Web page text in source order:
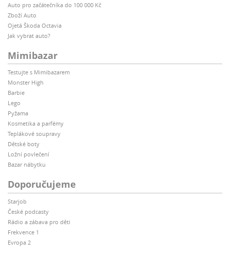
Auto pro začátečníka do 100 000 Kč
Zboží Auto
Ojetá Škoda Octavia
Jak vybrat auto?
Mimibazar
Testujte s Mimibazarem
Monster High
Barbie
Lego
Pyžama
Kosmetika a parfémy
Teplákové soupravy
Dětské boty
Ložní povlečení
Bazar nábytku
Doporučujeme
Starjob
České podcasty
Rádio a zábava pro děti
Frekvence 1
Evropa 2